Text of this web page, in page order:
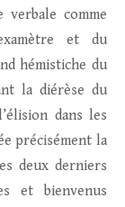
verbale comme
et du
hémistiche du
la diérèse du
dans les
précisément la
deux derniers
et bienvenus